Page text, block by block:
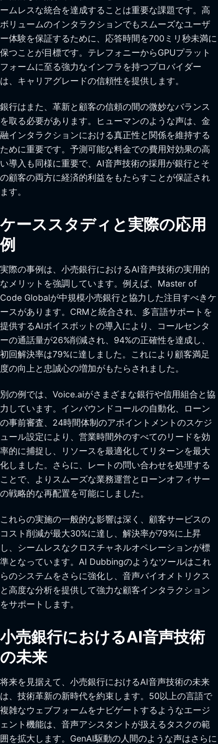
ームレスな統合を達成することは重要な課題です。高
ボリュームのインタラクションでもスムーズなユーザ
ー体験を保証するために、応答時間を700ミリ秒未満に
保つことが目標です。テレフォニーからGPUプラット
フォームに至る強力なインフラを持つプロバイダー
は、キャリアグレードの信頼性を提供します。
銀行はまた、革新と顧客の信頼の間の微妙なバランス
を取る必要があります。ヒューマンのような声は、金
融インタラクションにおける真正性と関係を維持する
ために重要です。予測可能な料金での費用対効果の高
い導入も同様に重要で、AI音声技術の採用が銀行とそ
の顧客の両方に経済的利益をもたらすことが保証され
ます。
ケーススタディと実際の応用
例
実際の事例は、小売銀行におけるAI音声技術の実用的
なメリットを強調しています。例えば、Master of
Code Globalが中規模小売銀行と協力した注目すべきケ
ースがあります。CRMと統合され、多言語サポートを
提供するAIボイスボットの導入により、コールセンタ
ーの通話量が26%削減され、94%の正確性を達成し、
初回解決率は79%に達しました。これにより顧客満足
度の向上と忠誠心の増加がもたらされました。
別の例では、Voice.aiがさまざまな銀行や信用組合と協
力しています。インバウンドコールの自動化、ローン
の事前審査、24時間体制のアポイントメントのスケジ
ュール設定により、営業時間外のすべてのリードを効
率的に捕捉し、リソースを最適化してリターンを最大
化しました。さらに、レートの問い合わせを処理する
ことで、よりスムーズな業務運営とローンオフィサー
の戦略的な再配置を可能にしました。
これらの実施の一般的な影響は深く、顧客サービスの
コスト削減が最大30%に達し、解決率が79%に上昇
し、シームレスなクロスチャネルオペレーションが標
準となっています。AI Dubbingのようなツールはこれ
らのシステムをさらに強化し、音声バイオメトリクス
と高度な分析を提供して強力な顧客インタラクション
をサポートします。
小売銀行におけるAI音声技術
の未来
将来を見据えて、小売銀行におけるAI音声技術の未来
は、技術革新の新時代を約束します。50以上の言語で
複雑なウェブフォームをナビゲートするようなエージ
ェント機能は、音声アシスタントが扱えるタスクの範
囲を拡大します。GenAI駆動の人間のような声はさらに